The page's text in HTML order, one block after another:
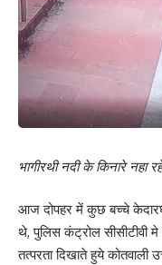
भागीरथी नदी के किनारे नहा
आज दोपहर में कुछ बच्चे
थे, पुलिस कंट्रोल सीसीटीवी मे
तत्परता दिखाते हुये कोतवाली